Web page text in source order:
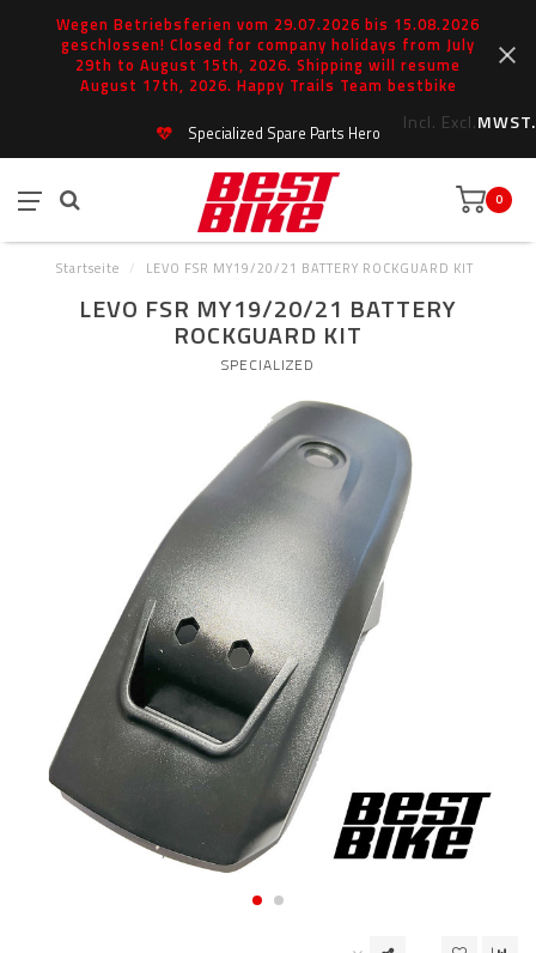
Wegen Betriebsferien vom 29.07.2026 bis 15.08.2026
geschlossen! Closed for company holidays from July
29th to August 15th, 2026. Shipping will resume
August 17th, 2026. Happy Trails Team bestbike
Incl. Excl.MWST.
Specialized Spare Parts Hero
0
Startseite / LEVO FSR MY19/20/21 BATTERY ROCKGUARD KIT
LEVO FSR MY19/20/21 BATTERY
ROCKGUARD KIT
SPECIALIZED